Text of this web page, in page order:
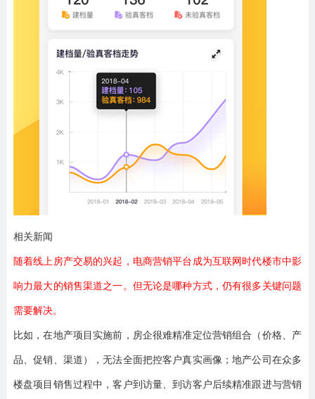
相关新闻
随着线上房产交易的兴起，电商营销平台成为互联网时代楼市中影
响力最大的销售渠道之一。但无论是哪种方式，仍有很多关键问题
需要解决。
比如，在地产项目实施前，房企很难精准定位营销组合（价格、产
品、促销、渠道），无法全面把控客户真实画像；地产公司在众多
楼盘项目销售过程中，客户到访量、到访客户后续精准跟进与营销